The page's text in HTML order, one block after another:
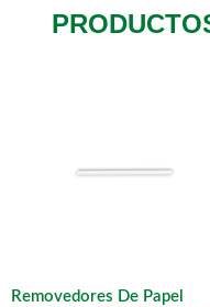
Removedores De Papel